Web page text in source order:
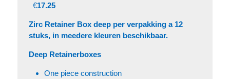
€17.25
Zirc Retainer Box deep per verpakking a 12
stuks, in meedere kleuren beschikbaar.
Deep Retainerboxes
One piece construction